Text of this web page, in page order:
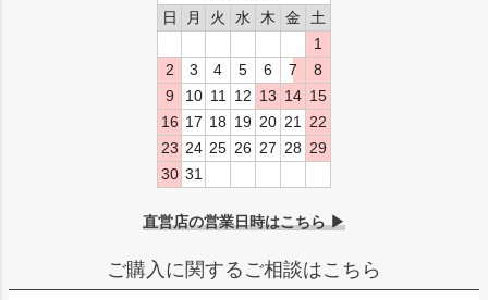
日
月 火 水 木 金
土
1
2
3 4 5 6 7
8
9
10 11 12 13 14 15
16 17 18 19 20 21
22
23 24 25 26 27 28 29
30 31
直営店の営業日時はこちら ▶
ご購入に関するご相談はこちら